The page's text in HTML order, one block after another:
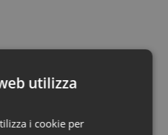
in
utilizza
i cookie per